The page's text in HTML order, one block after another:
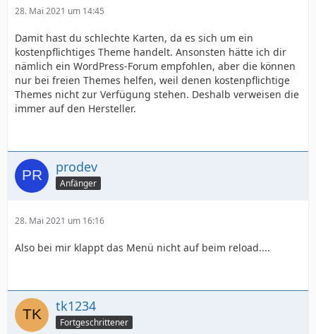
28. Mai 2021 um 14:45
Damit hast du schlechte Karten, da es sich um ein
kostenpflichtiges Theme handelt. Ansonsten hätte ich dir
nämlich ein WordPress-Forum empfohlen, aber die können
nur bei freien Themes helfen, weil denen kostenpflichtige
Themes nicht zur Verfügung stehen. Deshalb verweisen die
immer auf den Hersteller.
prodev
Anfänger
28. Mai 2021 um 16:16
Also bei mir klappt das Menü nicht auf beim reload....
tk1234
Fortgeschrittener